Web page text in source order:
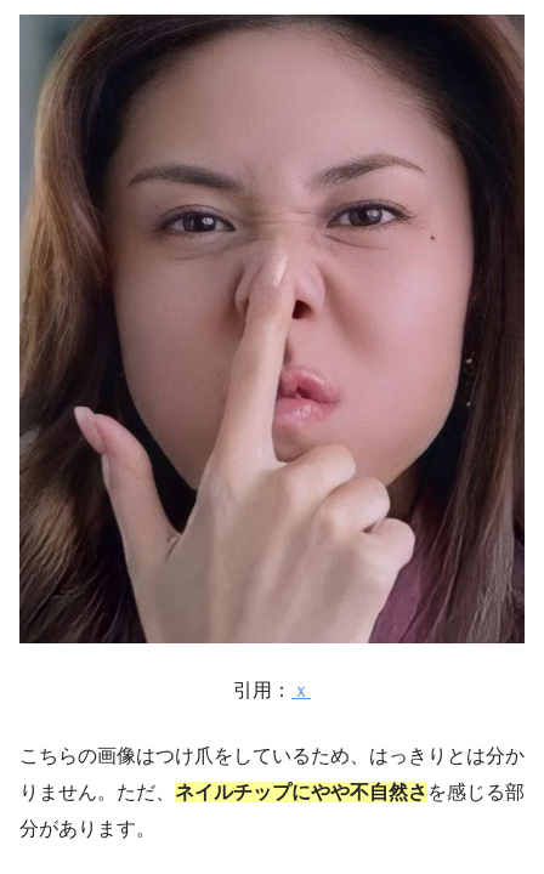
引用： ｘ
こちらの画像はつけ爪をしているため、はっきりとは分か
りません。ただ、 ネイルチップにやや不自然さ を感じる部
分があります。